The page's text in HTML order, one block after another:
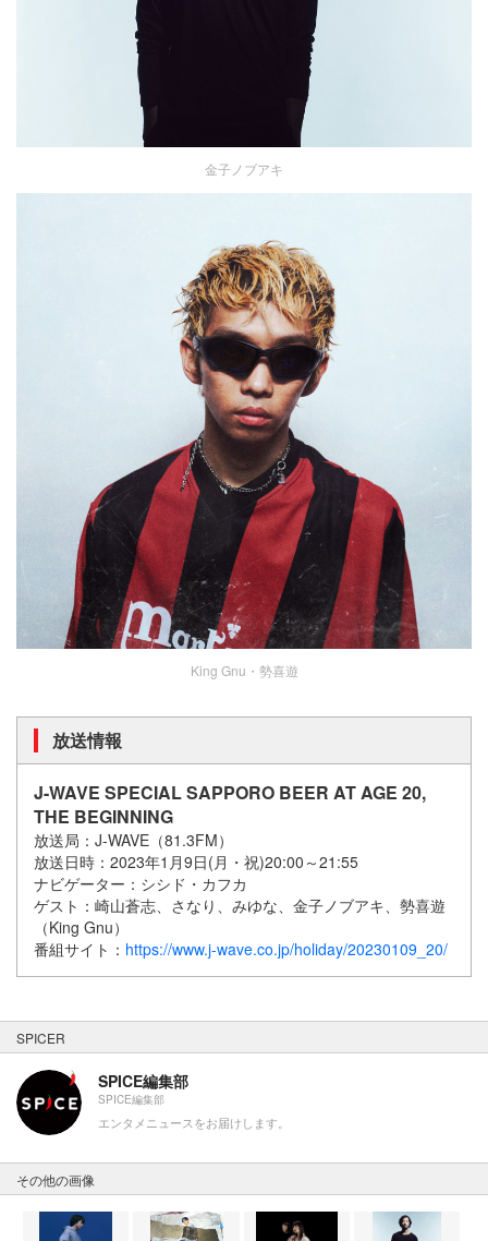
金子ノブアキ
King Gnu・勢喜遊
放送情報
J-WAVE SPECIAL SAPPORO BEER AT AGE 20,
THE BEGINNING
放送局：J-WAVE（81.3FM）
放送日時：2023年1月9日(月・祝)20:00～21:55
ナビゲーター：シシド・カフカ
ゲスト：崎山蒼志、さなり、みゆな、金子ノブアキ、勢喜遊
（King Gnu）
番組サイト： https://www.j-wave.co.jp/holiday/20230109_20/
SPICER
SPICE編集部
SPICE編集部
エンタメニュースをお届けします。
その他の画像